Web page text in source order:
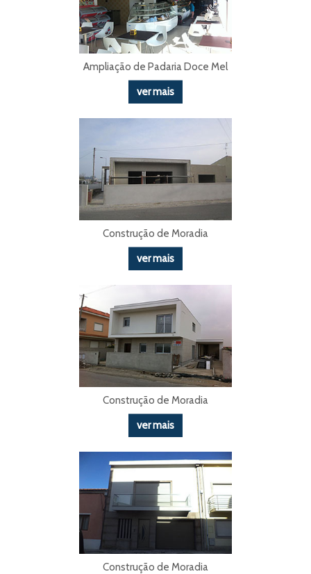
Ampliação de Padaria Doce Mel
ver mais
Construção de Moradia
ver mais
Construção de Moradia
ver mais
Construção de Moradia